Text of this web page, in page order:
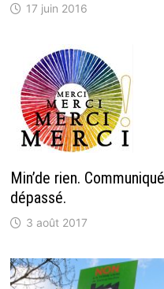
17 juin 2016
Min’de rien.
dépassé.
3 août 2017